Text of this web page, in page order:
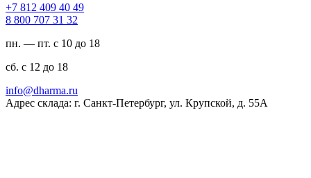
94 04 904 218 7+
23 13 707 008 8
пн. — пт. с 10 до 18
сб. с 12 до 18
ur.amrahd@ofni
Адрес склада: г. Санкт-Петербург, ул. Крупской, д. 55А